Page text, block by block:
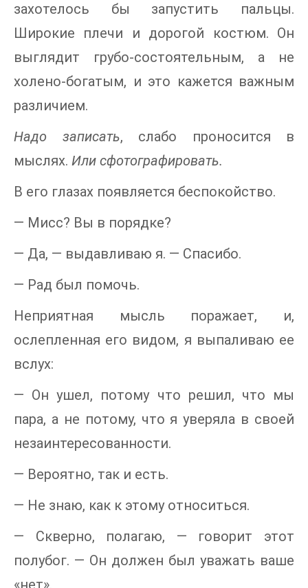
захотелось бы запустить пальцы.
Широкие плечи и дорогой костюм. Он
выглядит грубо-состоятельным, а не
холено-богатым, и это кажется важным
различием.
Надо записать, слабо проносится в
мыслях. Или сфотографировать.
В его глазах появляется беспокойство.
— Мисс? Вы в порядке?
— Да, — выдавливаю я. — Спасибо.
— Рад был помочь.
Неприятная мысль поражает, и,
ослепленная его видом, я выпаливаю ее
вслух:
— Он ушел, потому что решил, что мы
пара, а не потому, что я уверяла в своей
незаинтересованности.
— Вероятно, так и есть.
— Не знаю, как к этому относиться.
— Скверно, полагаю, — говорит этот
полубог. — Он должен был уважать ваше
«нет».